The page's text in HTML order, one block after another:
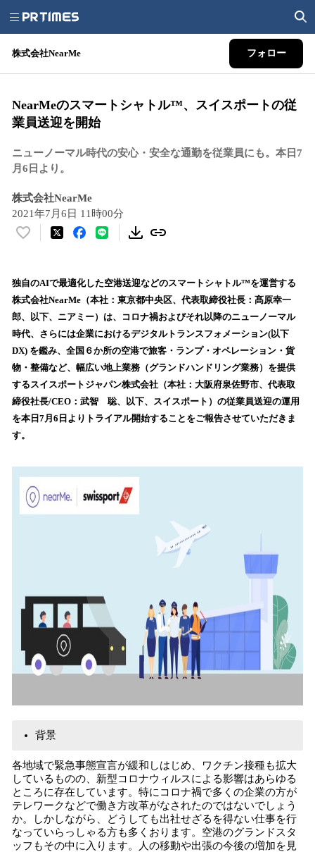
株式会社NearMe フォロー
NearMeのスマートシャトル™、スイスポートの従
業員送迎を開始
ニューノーマル時代の安心・安全な通勤を従業員にも。本日7
月6日より。
株式会社NearMe
2021年7月6日 11時00分
い
！
数
を
読
込
み
中
で
す
独自のAIで最適化した空港送迎などのスマートシャトル™を運営する
株式会社NearMe（本社：東京都中央区、代表取締役社長：髙原幸一
郎、以下、ニアミー）は、コロナ禍およびそれ以降のニューノーマル
時代、さらには企業におけるデジタルトランスフォメーション(以下
DX) を鑑み、全国６か所の空港で旅客・ランプ・オペレーション・貨
物・整備など、幅広い地上業務（グランドハンドリング業務）を提供
するスイスポートジャパン株式会社（本社：大阪府泉佐野市、代表取
締役社長/CEO：武智 聡、以下、スイスポート）の従業員送迎の運用
を本日7月6日よりトライアル開始することをご報告させていただきま
す。
背景
各地域で緊急事態宣言が緩和しはじめ、ワクチン接種も拡大
しているものの、新型コロナウィルスによる影響はあらゆる
ところに存在しています。特にコロナ禍で多くの企業の方が
テレワークなどで働き方改革がなされたのではないでしょう
か。しかしながら、どうしても出社せざるを得ない仕事を行
なっていらっしゃる方も多くおります。空港のグランドスタ
ッフもその中に入ります。人の移動や出張の今後の増加を見